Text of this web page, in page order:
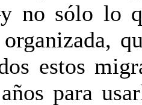
no sólo lo
estos
para